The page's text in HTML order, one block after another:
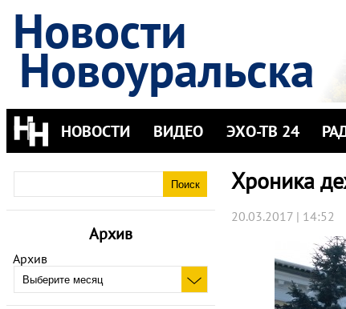
Новости
Новоуральска
НОВОСТИ ВИДЕО ЭХО-ТВ 24
Архив
Архив
Хроника
20.03.2017 | 14:52